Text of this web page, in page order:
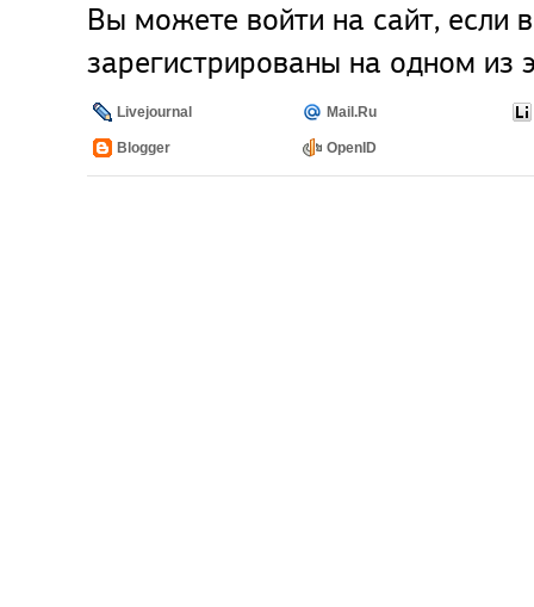
Вы можете войти на сайт, если
зарегистрированы на одном из
Livejournal Mail.Ru
Blogger OpenID